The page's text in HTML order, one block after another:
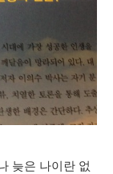
늦은 나이란 없